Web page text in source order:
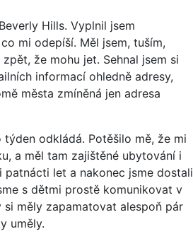
Hills. Vyplnil jsem
mi odepíší. Měl jsem, tuším,
že mohu jet. Sehnal jsem si
informací ohledně adresy,
města zmíněná jen adresa
odkládá. Potěšilo mě, že mi
a měl tam zajištěné ubytování i
let a nakonec jsme dostali
s dětmi prostě komunikovat v
měly zapamatovat alespoň pár
uměly.